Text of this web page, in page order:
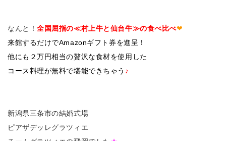
なんと！全国屈指の≪村上牛と仙台牛≫の食べ比べ❤
来館するだけでAmazonギフト券を進呈！
他にも２万円相当の贅沢な食材を使用した
コース料理が無料で堪能できちゃう ♪
新潟県三条市の結婚式場
ピアザデッレグラツィエ